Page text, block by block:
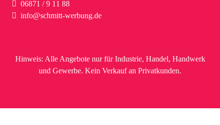
06871 / 9 11 88
info@schmitt-werbung.de
Hinweis: Alle Angebote nur für Industrie, Handel, Handwerk
und Gewerbe. Kein Verkauf an Privatkunden.